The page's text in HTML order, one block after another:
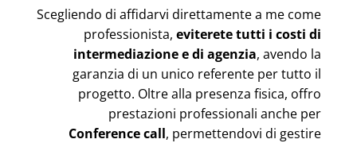
Scegliendo di affidarvi direttamente a me come
professionista,eviterete tutti i costi di
intermediazione e di agenzia, avendo la
garanzia di un unico referente per tutto il
progetto. Oltre alla presenza fisica, offro
prestazioni professionali anche per
Conference call, permettendovi di gestire